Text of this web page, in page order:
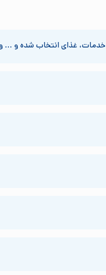
خدمات، غذای انتخاب شده و ...